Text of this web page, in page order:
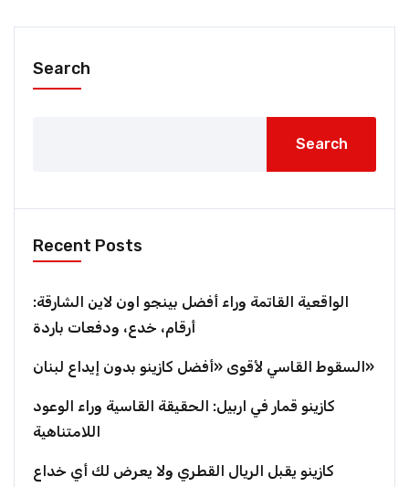
Search
Search
Recent Posts
الواقعية القاتمة وراء أفضل بينجو اون لاين الشارقة:
أرقام، خدع، ودفعات باردة
السقوط القاسي لأقوى «أفضل كازينو بدون إيداع لبنان»
كازينو قمار في اربيل: الحقيقة القاسية وراء الوعود
اللامتناهية
كازينو يقبل الريال القطري ولا يعرض لك أي خداع